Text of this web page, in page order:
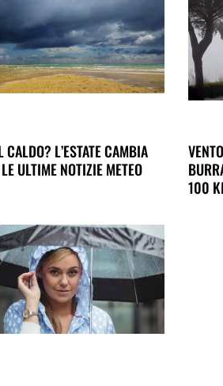
CALDO? L’ESTATE CAMBIA
ULTIME NOTIZIE METEO
100